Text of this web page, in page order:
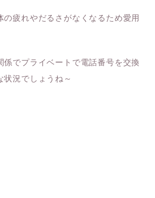
の疲れやだるさがなくなるため愛用
係でプライベートで電話番号を交換
状況でしょうね～